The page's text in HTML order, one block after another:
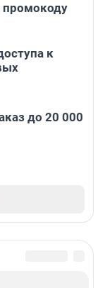
промокоду
к
до 20 000